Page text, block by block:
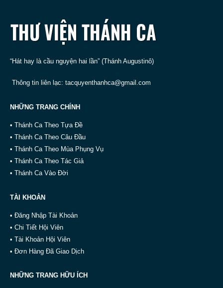
“Hát hay là cầu nguyện hai lần” (Thánh Augustinô)
Thông tin liên lạc: tacquyenthanhca@gmail.com
NHỮNG TRANG CHÍNH
• Thánh Ca Theo Tựa Đề
• Thánh Ca Theo Câu Đầu
• Thánh Ca Theo Mùa Phụng Vụ
• Thánh Ca Theo Tác Giả
• Thánh Ca Vào Đời
TÀI KHOẢN
• Đăng Nhập Tài Khoản
• Chi Tiết Hội Viên
• Tài Khoản Hội Viên
• Đơn Hàng Đã Giao Dịch
NHỮNG TRANG HỮU ÍCH